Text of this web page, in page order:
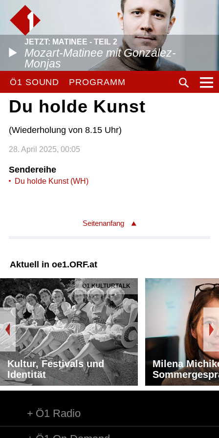
JETZT: MATINEE - TEIL 2
Mozart-Matinee mit González-
Monjas
Ö1 SOUND PROGRAMM
Du holde Kunst
(Wiederholung von 8.15 Uhr)
28. April 2025, 00:05
Sendereihe
Du holde Kunst (WH)
Seitenanfang
Aktuell in oe1.ORF.at
Ö1 KULTURTALK
Kultur, Festivals und
Identität
Milena
Ö1 Radio